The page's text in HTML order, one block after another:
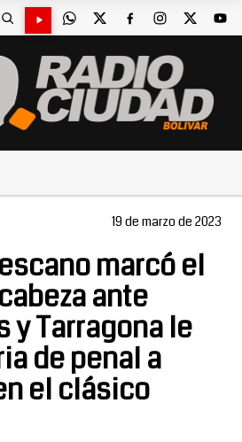
19 de marzo de 2023
marcó el
ante
y Tarragona le
de penal a
el clásico